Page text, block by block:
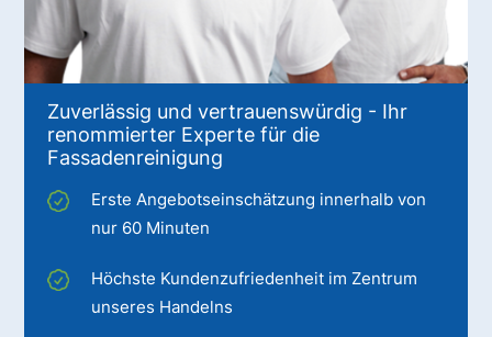
Zuverlässig und vertrauenswürdig - Ihr
renommierter Experte für die
Fassadenreinigung
Erste Angebotseinschätzung innerhalb von
nur 60 Minuten
Höchste Kundenzufriedenheit im Zentrum
unseres Handelns